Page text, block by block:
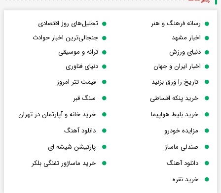
رسانه فرهنگ و هنر
تحلیل‌های روز اقتصادی
اخبار مشهد
جنجالی‌ترین اخبار حوادث
دنیای ورزش
ترانه و موسیقی
اخبار ایران و جهان
دنیای فناوری
تاریخ را ورق بزنید
قیمت تتر امروز
خرید پنکه اقساطی
سنگ قبر
خرید بلیط هواپیما
خرید خانه و آپارتمان در تهران
مزایده خودرو
دانلود آهنگ
صندلی ماساژ
پارتیشن شیشه ای
دانلود آهنگ
خرید ماساژور تفنگی بلکر
خرید نقره